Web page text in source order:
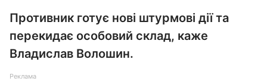
Противник готує нові штурмові дії та
перекидає особовий склад, каже
Владислав Волошин.
Реклама